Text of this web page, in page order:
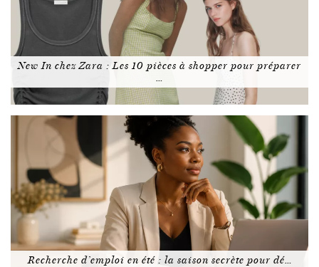
New In chez Zara : Les 10 pièces à shopper pour préparer
…
Recherche d’emploi en été : la saison secrète pour dé…